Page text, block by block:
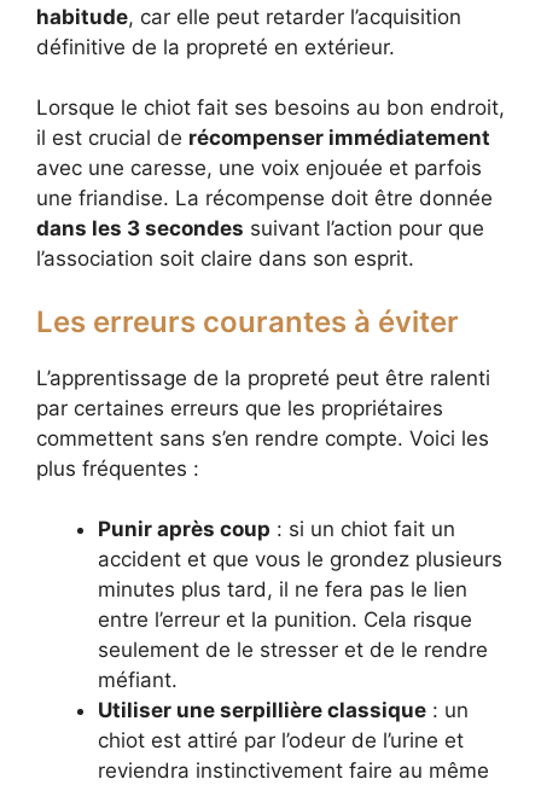
habitude, car elle peut retarder l’acquisition
définitive de la propreté en extérieur.
Lorsque le chiot fait ses besoins au bon endroit,
il est crucial de récompenser immédiatement
avec une caresse, une voix enjouée et parfois
une friandise. La récompense doit être donnée
dans les 3 secondes suivant l’action pour que
l’association soit claire dans son esprit.
Les erreurs courantes à éviter
L’apprentissage de la propreté peut être ralenti
par certaines erreurs que les propriétaires
commettent sans s’en rendre compte. Voici les
plus fréquentes :
Punir après coup : si un chiot fait un
accident et que vous le grondez plusieurs
minutes plus tard, il ne fera pas le lien
entre l’erreur et la punition. Cela risque
seulement de le stresser et de le rendre
méfiant.
Utiliser une serpillière classique : un
chiot est attiré par l’odeur de l’urine et
reviendra instinctivement faire au même